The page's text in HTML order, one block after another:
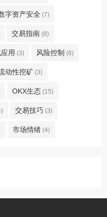
字资产安全 (7)
交易指南 (8)
用 (3) 风险控制 (8)
动性挖矿 (3)
OKX生态 (15)
交易技巧 (3)
市场情绪 (4)